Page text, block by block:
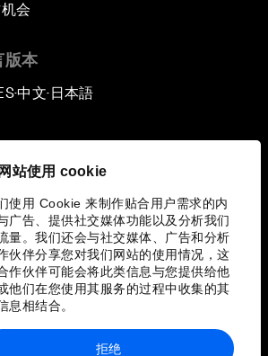
站使用 cookie
使用 Cookie 来制作贴合用户需求的内
广告、提供社交媒体功能以及分析我们
量。我们还会与社交媒体、广告和分析
伙伴分享您对我们网站的使用情况，这
作伙伴可能会将此类信息与您提供给他
他们在您使用其服务的过程中收集的其
息相结合。
拒绝
会
版本
▪中文▪ 日本語